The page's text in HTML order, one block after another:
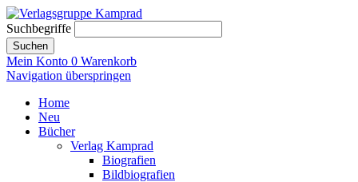
Suchbegriffe
Suchen
Mein Konto 0 Warenkorb
Navigation überspringen
Home
Neu
Bücher
Verlag Kamprad
Biografien
Bildbiografien